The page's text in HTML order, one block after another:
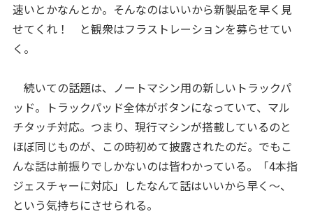
速いとかなんとか。そんなのはいいから新製品を早く見
せてくれ！ と観衆はフラストレーションを募らせてい
く。
続いての話題は、ノートマシン用の新しいトラックパ
ッド。トラックパッド全体がボタンになっていて、マル
チタッチ対応。つまり、現行マシンが搭載しているのと
ほぼ同じものが、この時初めて披露されたのだ。でもこ
んな話は前振りでしかないのは皆わかっている。「4本指
ジェスチャーに対応」したなんて話はいいから早く〜、
という気持ちにさせられる。